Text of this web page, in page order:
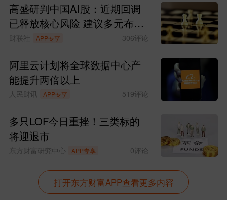
高盛研判中国AI股：近期回调
已释放核心风险 建议多元布局
四大主线
财联社 APP专享 306评论
阿里云计划将全球数据中心产
能提升两倍以上
人民财讯 APP专享 519评论
多只LOF今日重挫！三类标的
将迎退市
东方财富研究中心 APP专享 0评论
打开东方财富APP查看更多内容